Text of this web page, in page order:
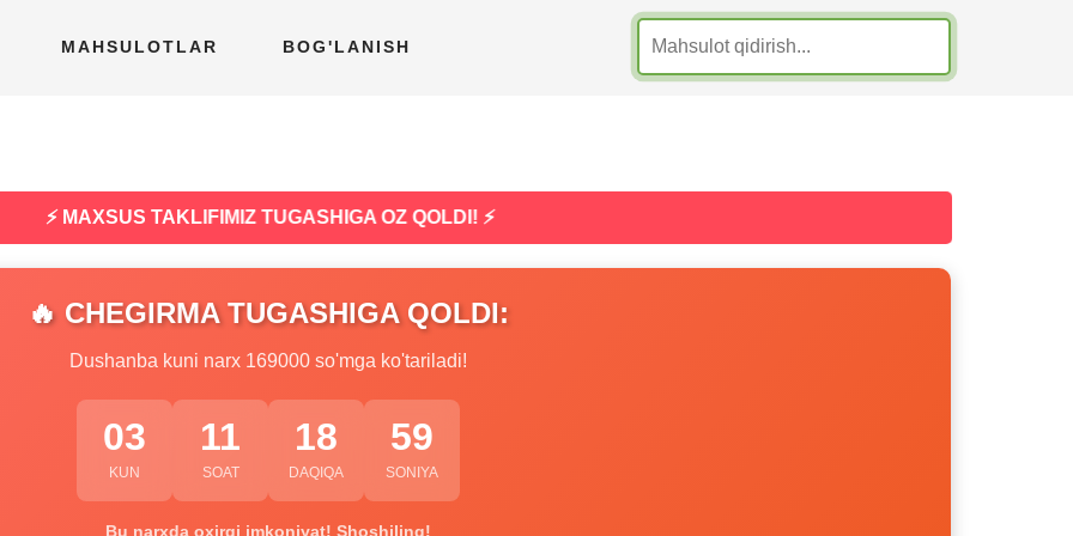
MAHSULOTLAR BOG'LANISH
⚡ MAXSUS TAKLIFIMIZ TUGASHIGA OZ QOLDI! ⚡
🔥 CHEGIRMA TUGASHIGA QOLDI:
Dushanba kuni narx 169000 so'mga ko'tariladi!
03
KUN
11
SOAT
18
DAQIQA
58
SONIYA
Bu narxda oxirgi imkoniyat! Shoshiling!